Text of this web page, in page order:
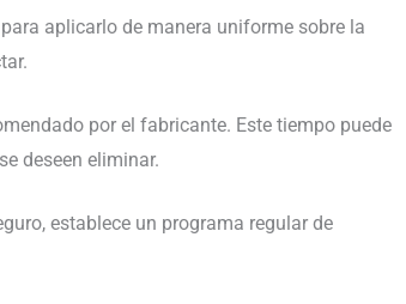
aplicarlo de manera uniforme sobre la
por el fabricante. Este tiempo puede
deseen eliminar.
establece un programa regular de